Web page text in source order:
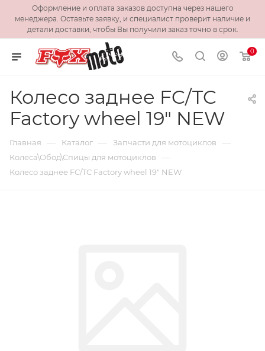
Оформление и оплата заказов доступна через нашего
менеджера. Оставьте заявку, и специалист проверит наличие и
детали доставки, чтобы Вы получили заказ точно в срок.
0
Колесо заднее FC/TC
Factory wheel 19" NEW
Главная — Каталог — Запчасти для мотоциклов —
Колеса\Обод\Спицы для мотоциклов —
Колесо заднее FC/TC Factory wheel 19" NEW